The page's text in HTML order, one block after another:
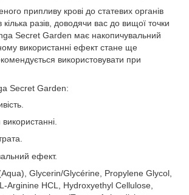
припливу крові до статевих органів
кілька разів, доводячи вас до вищої точки
Secret Garden має накопичувальний
використанні ефект стане ще
використовувати при
Secret Garden:
ефект.
Glycerin/Glycérine, Propylene Glycol,
Arginine HCL, Hydroxyethyl Cellulose,